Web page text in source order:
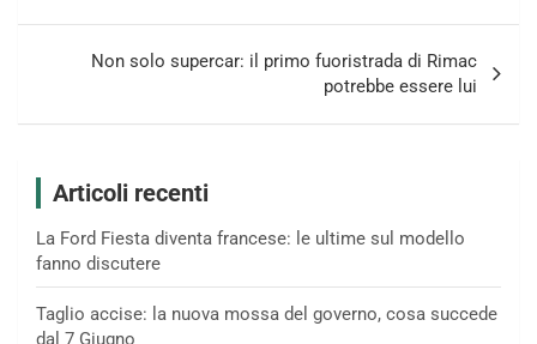
Non solo supercar: il primo fuoristrada di Rimac
potrebbe essere lui
Articoli recenti
La Ford Fiesta diventa francese: le ultime sul modello
fanno discutere
Taglio accise: la nuova mossa del governo, cosa succede
dal 7 Giugno